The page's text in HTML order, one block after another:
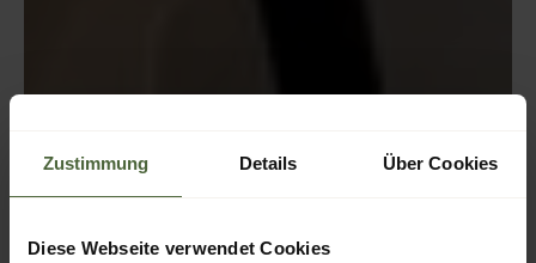
Zustimmung Details Über Cookies
Diese Webseite verwendet Cookies